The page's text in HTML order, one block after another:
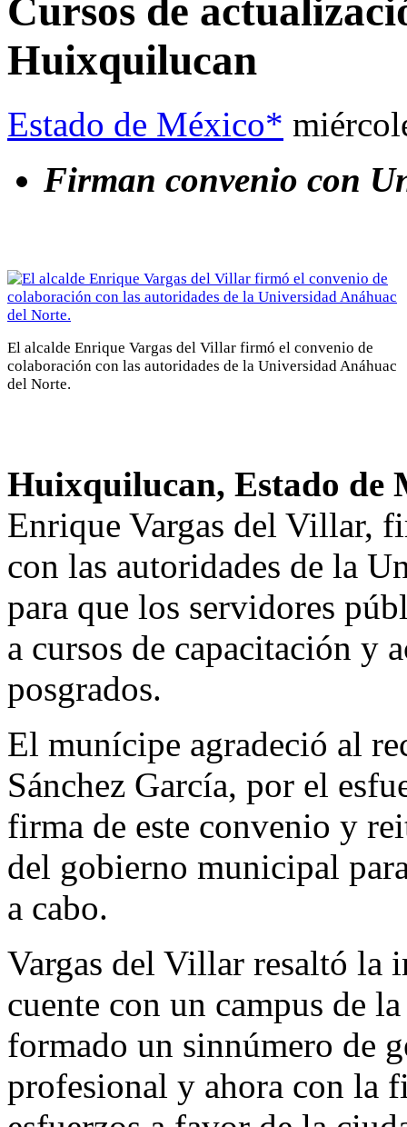
Cursos de
Huixquilucan
Estado de México*
Firman convenio con
El alcalde Enrique Vargas del Villar firmó el convenio de
colaboración con las autoridades de la Universidad Anáhuac
del Norte.
Huixquilucan, Estado de
Enrique Vargas del Villar,
con las autoridades de la
para que los servidores
a cursos de capacitación y
posgrados.
El munícipe agradeció al
Sánchez García, por el
firma de este convenio y
del gobierno municipal
a cabo.
Vargas del Villar resaltó la
cuente con un campus de
formado un sinnúmero de
profesional y ahora con la